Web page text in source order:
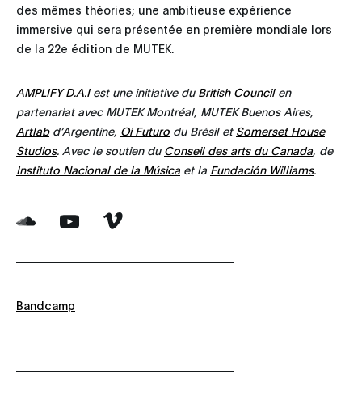
des mêmes théories; une ambitieuse expérience
immersive qui sera présentée en première mondiale lors
de la 22e édition de MUTEK.
AMPLIFY D.A.Iest une initiative du British Councilen
partenariat avec MUTEK Montréal, MUTEK Buenos Aires,
Artlabd’Argentine, Oi Futuro du Brésil et Somerset House
Studios. Avec le soutien du Conseil des arts du Canada , de
Instituto Nacional de la Música et la Fundación Williams.
Bandcamp